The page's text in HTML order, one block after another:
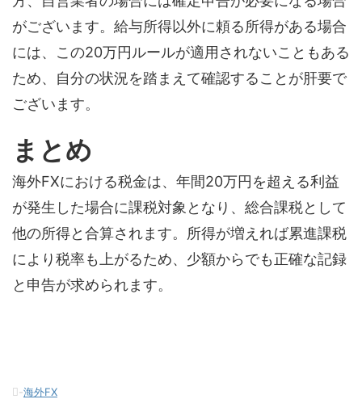
がございます。給与所得以外に頼る所得がある場合
には、この20万円ルールが適用されないこともある
ため、自分の状況を踏まえて確認することが肝要で
ございます。
まとめ
海外FXにおける税金は、年間20万円を超える利益
が発生した場合に課税対象となり、総合課税として
他の所得と合算されます。所得が増えれば累進課税
により税率も上がるため、少額からでも正確な記録
と申告が求められます。
-海外FX